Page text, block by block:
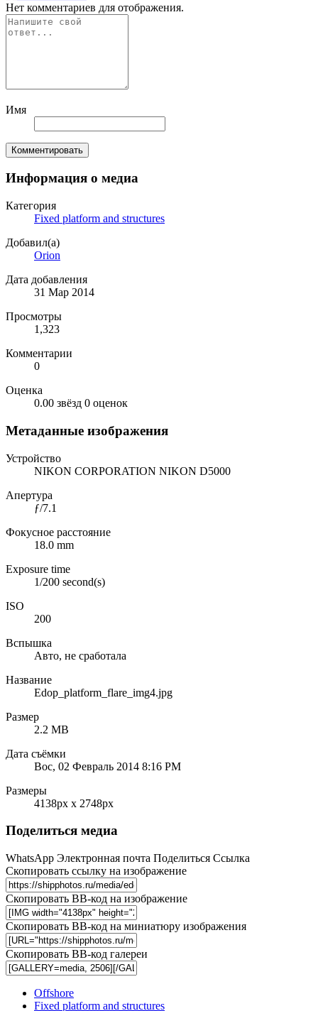
Нет комментариев для отображения.
Имя
Комментировать
Информация о медиа
Категория
Fixed platform and structures
Добавил(а)
Orion
Дата добавления
31 Мар 2014
Просмотры
1,323
Комментарии
0
Оценка
0.00 звёзд 0 оценок
Метаданные изображения
Устройство
NIKON CORPORATION NIKON D5000
Апертура
ƒ/7.1
Фокусное расстояние
18.0 mm
Exposure time
1/200 second(s)
ISO
200
Вспышка
Авто, не сработала
Название
Edop_platform_flare_img4.jpg
Размер
2.2 MB
Дата съёмки
Вос, 02 Февраль 2014 8:16 PM
Размеры
4138px x 2748px
Поделиться медиа
WhatsApp Электронная почта Поделиться Ссылка
Скопировать ссылку на изображение
Скопировать BB-код на изображение
Скопировать BB-код на миниатюру изображения
Скопировать BB-код галереи
Offshore
Fixed platform and structures